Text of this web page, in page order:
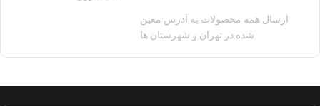
ارسال همه محصولات به آدرس معین
شده در تهران و شهرستان ها